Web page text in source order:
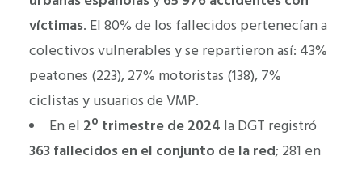
víctimas. El 80% de los fallecidos pertenecían a
colectivos vulnerables y se repartieron así: 43%
peatones (223), 27% motoristas (138), 7%
ciclistas y usuarios de VMP.
En el 2º trimestre de 2024 la DGT registró
363 fallecidos en el conjunto de la red; 281 en